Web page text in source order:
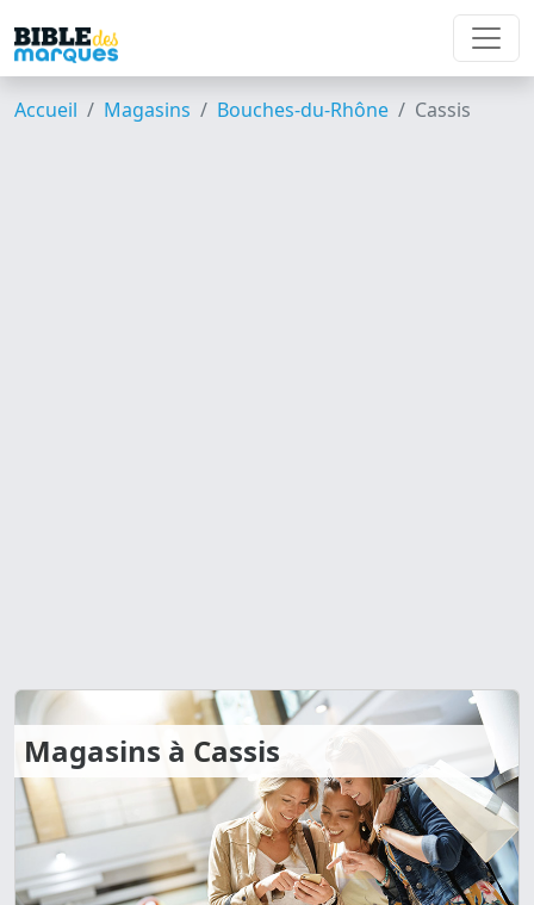
Accueil Magasins Bouches-du-Rhône Cassis
Magasins à Cassis